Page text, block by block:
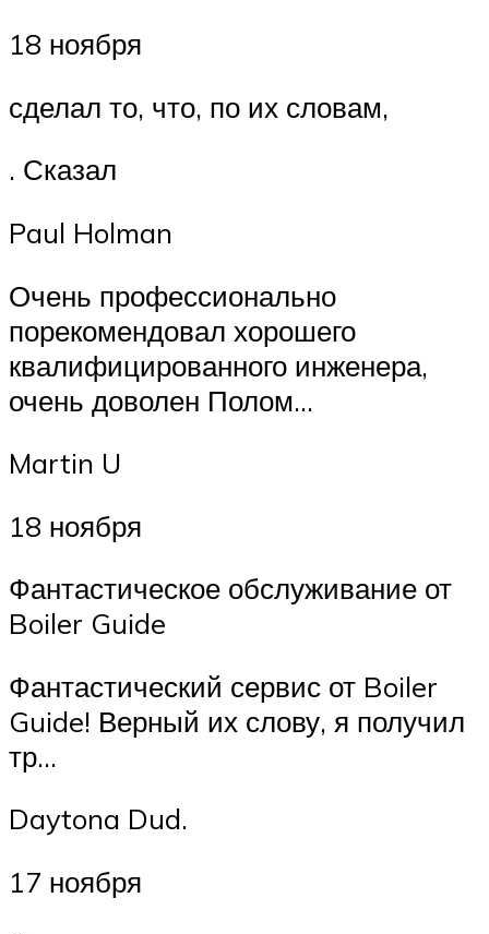
18 ноября
сделал то, что, по их словам,
. Сказал
Paul Holman
Очень профессионально
порекомендовал хорошего
квалифицированного инженера,
очень доволен Полом…
Martin U
18 ноября
Фантастическое обслуживание от
Boiler Guide
Фантастический сервис от Boiler
Guide! Верный их слову, я получил
тр…
Daytona Dud.
17 ноября